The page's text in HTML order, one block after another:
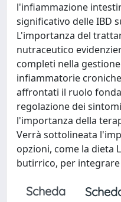
l'infiammazione
significativo delle IBD
L'importanza del
nutraceutico
completi nella
infiammatorie
affrontati il ruolo
regolazione dei
l'importanza della
Verrà sottolineata
opzioni, come la dieta
butirrico, per
Scheda